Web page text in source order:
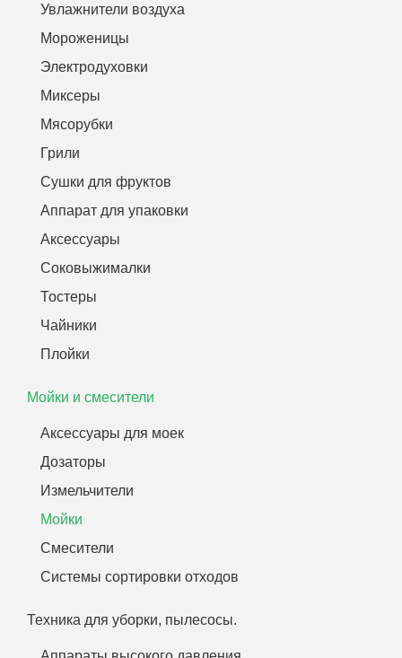
Увлажнители воздуха
Мороженицы
Электродуховки
Миксеры
Мясорубки
Грили
Сушки для фруктов
Аппарат для упаковки
Аксессуары
Соковыжималки
Тостеры
Чайники
Плойки
Мойки и смесители
Аксессуары для моек
Дозаторы
Измельчители
Мойки
Смесители
Системы сортировки отходов
Техника для уборки, пылесосы.